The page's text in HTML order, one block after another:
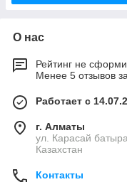
О нас
Рейтинг не
Менее 5 отзывов
Работает с
г. Алматы
ул. Карасай
Казахстан
Контакты